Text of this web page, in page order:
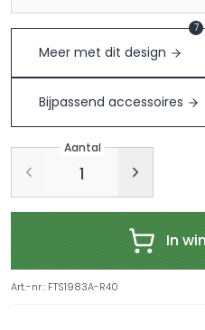
Meer met dit design
7
Bijpassend accessoires
Aantal
In
Art.-nr.: FTS1983A-R40